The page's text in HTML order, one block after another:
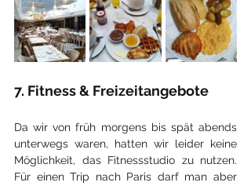
7. Fitness & Freizeitangebote
Da wir von früh morgens bis spät abends
unterwegs waren, hatten wir leider keine
Möglichkeit, das Fitnessstudio zu nutzen.
Für einen Trip nach Paris darf man aber